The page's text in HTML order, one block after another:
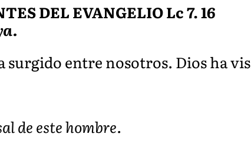
DEL EVANGELIO Lc 7. 16
entre nosotros. Dios ha
de este hombre.